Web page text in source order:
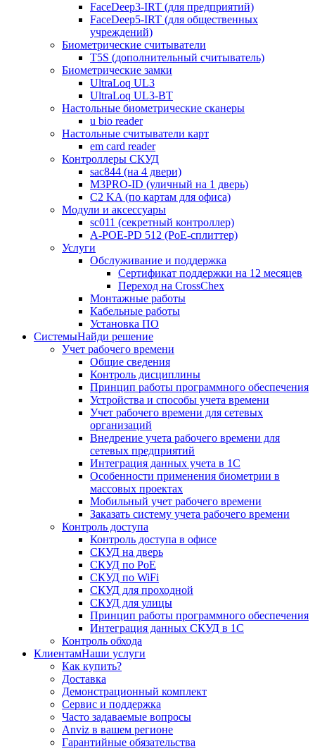
FaceDeep3-IRT (для предприятий)
FaceDeep5-IRT (для общественных
учреждений)
Биометрические считыватели
T5S (дополнительный считыватель)
Биометрические замки
UltraLoq UL3
UltraLoq UL3-BT
Настольные биометрические сканеры
u bio reader
Настольные считыватели карт
em card reader
Контроллеры СКУД
sac844 (на 4 двери)
M3PRO-ID (уличный на 1 дверь)
C2 KA (по картам для офиса)
Модули и аксессуары
sc011 (секретный контроллер)
A-POE-PD 512 (PoE-сплиттер)
Услуги
Обслуживание и поддержка
Сертификат поддержки на 12 месяцев
Переход на CrossChex
Монтажные работы
Кабельные работы
Установка ПО
СистемыНайди решение
Учет рабочего времени
Общие сведения
Контроль дисциплины
Принцип работы программного обеспечения
Устройства и способы учета времени
Учет рабочего времени для сетевых
организаций
Внедрение учета рабочего времени для
сетевых предприятий
Интеграция данных учета в 1С
Особенности применения биометрии в
массовых проектах
Мобильный учет рабочего времени
Заказать систему учета рабочего времени
Контроль доступа
Контроль доступа в офисе
СКУД на дверь
СКУД по PoE
СКУД по WiFi
СКУД для проходной
СКУД для улицы
Принцип работы программного обеспечения
Интеграция данных СКУД в 1С
Контроль обхода
КлиентамНаши услуги
Как купить?
Доставка
Демонстрационный комплект
Сервис и поддержка
Часто задаваемые вопросы
Anviz в вашем регионе
Гарантийные обязательства